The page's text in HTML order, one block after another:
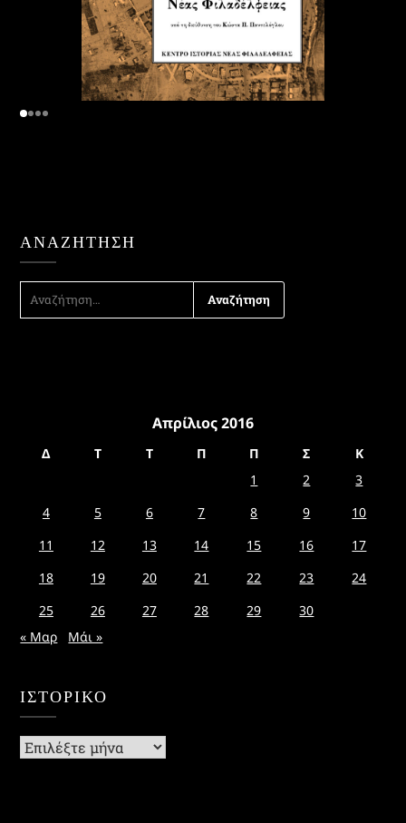
ΑΝΑΖΉΤΗΣΗ
ΑΝΑΖΉΤΗΣΗ
ΓΙΑ:
Απρίλιος 2016
Δ Τ Τ Π Π Σ
Κ
1
2
3
4
5 6 7 8 9
10
11
12 13 14 15 16
17
18
19 20 21 22 23
24
25
26 27 28 29
30
« Μαρ
Μάι »
ΙΣΤΟΡΙΚΌ
Ιστορικό